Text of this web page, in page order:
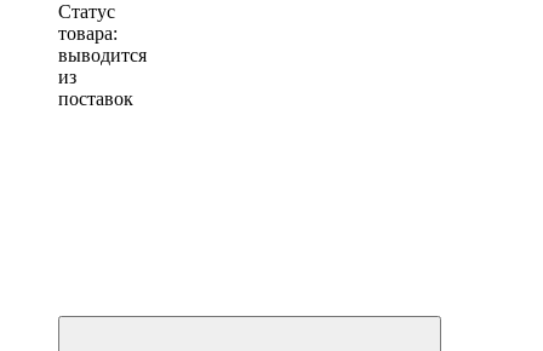
Статус
товара:
выводится
из
поставок